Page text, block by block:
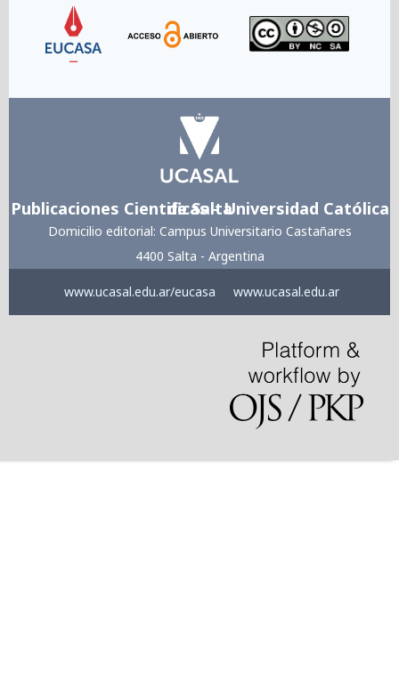
Link
Publicaciones Cientificas - Universidad Católica de Salta
Domicilio editorial: Campus Universitario Castañares
4400 Salta - Argentina
www.ucasal.edu.ar/eucasa www.ucasal.edu.ar